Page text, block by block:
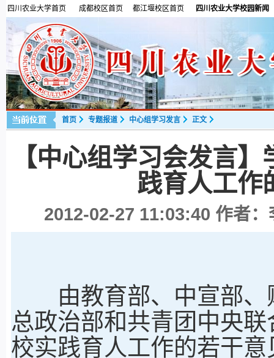
四川农业大学首页 成都校区首页 都江堰校区首页 四川农业大学校园新闻
首页 专题报道 中心组学习发言 正文
【中心组学习会发言
践育人工作
2012-02-27 11:03:40 作者：
由教育部、中宣部、
总政治部和共青团中央
校实践育人工作的若干